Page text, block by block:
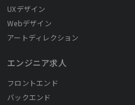
UXデザイン
Webデザイン
アートディレクション
エンジニア求人
フロントエンド
バックエンド